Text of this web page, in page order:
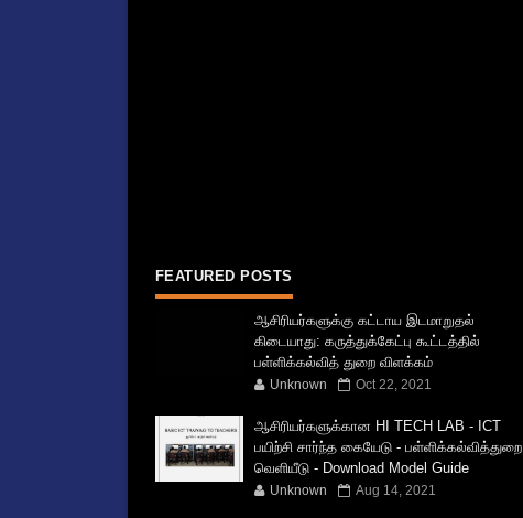
FEATURED POSTS
ஆசிரியர்களுக்கு கட்டாய இடமாறுதல்
கிடையாது: கருத்துக்கேட்பு கூட்டத்தில்
பள்ளிக்கல்வித் துறை விளக்கம்
Unknown Oct 22, 2021
ஆசிரியர்களுக்கான HI TECH LAB - ICT
பயிற்சி சார்ந்த கையேடு - பள்ளிக்கல்வித்துறை
வெளியீடு - Download Model Guide
Unknown Aug 14, 2021